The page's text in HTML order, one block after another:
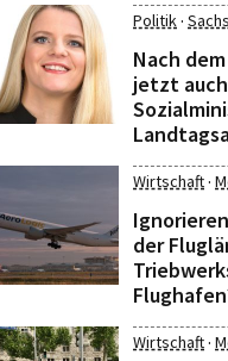
Politik·
Nach
jetzt
Wirtschaft·
der
Wirtschaft·